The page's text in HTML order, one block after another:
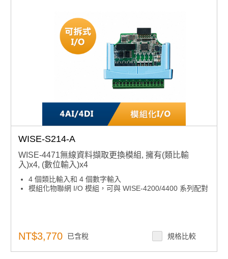
WISE-S214-A
WISE-4471無線資料擷取更換模組, 擁有(類比輸
入)x4, (數位輸入)x4
4 個類比輸入和 4 個數字輸入
模組化物聯網 I/O 模組，可與 WISE-4200/4400 系列配對
NT$3,770 已含稅 規格比較